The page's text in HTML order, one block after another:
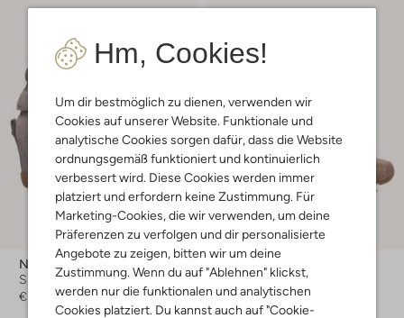
Hm, Cookies!
Um dir bestmöglich zu dienen, verwenden wir
Cookies auf unserer Website. Funktionale und
analytische Cookies sorgen dafür, dass die Website
ordnungsgemäß funktioniert und kontinuierlich
verbessert wird. Diese Cookies werden immer
platziert und erfordern keine Zustimmung. Für
Marketing-Cookies, die wir verwenden, um deine
Präferenzen zu verfolgen und dir personalisierte
Angebote zu zeigen, bitten wir um deine
Zustimmung. Wenn du auf "Ablehnen" klickst,
werden nur die funktionalen und analytischen
Cookies platziert. Du kannst auch auf "Cookie-
Nokwol
Sneaker High
€ 199,99
-20%
Nokwol
Sneaker Low
€ 149,99 € 119,99